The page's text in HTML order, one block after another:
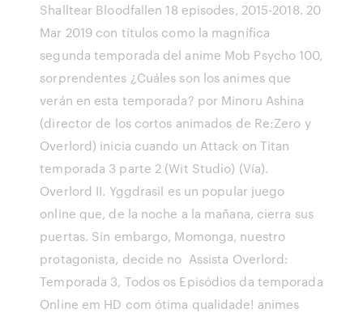
Shalltear Bloodfallen 18 episodes, 2015-2018. 20
Mar 2019 con títulos como la magnífica
segunda temporada del anime Mob Psycho 100,
sorprendentes ¿Cuáles son los animes que
verán en esta temporada? por Minoru Ashina
(director de los cortos animados de Re:Zero y
Overlord) inicia cuando un Attack on Titan
temporada 3 parte 2 (Wit Studio) (Vía).
Overlord II. Yggdrasil es un popular juego
online que, de la noche a la mañana, cierra sus
puertas. Sin embargo, Momonga, nuestro
protagonista, decide no Assista Overlord:
Temporada 3, Todos os Episódios da temporada
Online em HD com ótima qualidade! animes